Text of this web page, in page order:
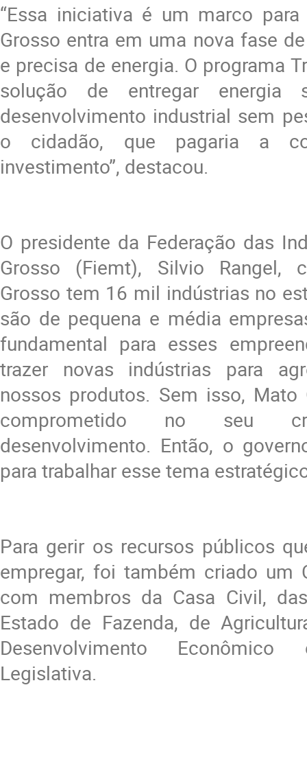
“Essa iniciativa é um marco
Grosso entra em uma nova fase
e precisa de energia. O programa
solução de entregar energia
desenvolvimento industrial sem
o cidadão, que pagaria a
investimento”, destacou.
O presidente da Federação das
Grosso (Fiemt), Silvio Rangel,
Grosso tem 16 mil indústrias no
são de pequena e média
fundamental para esses
trazer novas indústrias para
nossos produtos. Sem isso,
comprometido no seu
desenvolvimento. Então, o
para trabalhar esse tema
Para gerir os recursos públicos
empregar, foi também criado um
com membros da Casa Civil,
Estado de Fazenda, de
Desenvolvimento
Legislativa.